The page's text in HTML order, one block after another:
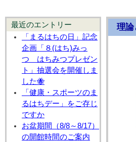
最近のエントリー
「まるはちの日」記念
企画「８(はち)みっ
つ はちみつプレゼン
ト」抽選会を開催しま
した🐝
「健康・スポーツのま
るはちデー」をご存じ
ですか
お盆期間（8/8～8/17）
の開館時間のご案内
理論